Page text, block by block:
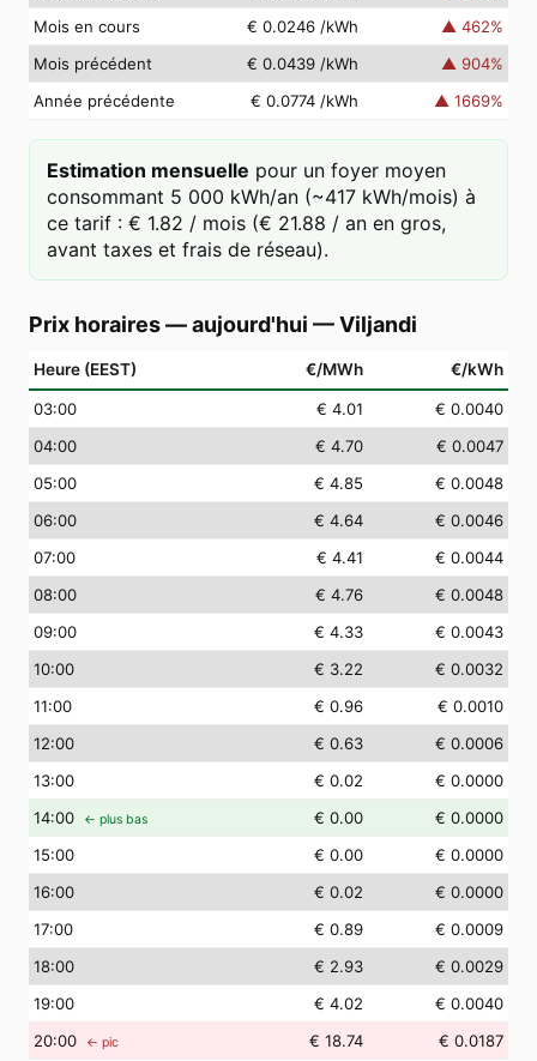
Mois en cours
€ 0.0246 /kWh ▲ 462%
Mois précédent
€ 0.0439 /kWh ▲ 904%
Année précédente
€ 0.0774 /kWh ▲ 1669%
Estimation mensuelle pour un foyer moyen
consommant 5 000 kWh/an (~417 kWh/mois) à
ce tarif : € 1.82 / mois (€ 21.88 / an en gros,
avant taxes et frais de réseau).
Prix horaires — aujourd'hui —Viljandi
Heure (EEST) €/MWh €/kWh
03:00 € 4.01
€ 0.0040
04:00 € 4.70
€ 0.0047
05:00 € 4.85
€ 0.0048
06:00 € 4.64
€ 0.0046
07:00 € 4.41
€ 0.0044
08:00 € 4.76
€ 0.0048
09:00 € 4.33
€ 0.0043
10:00 € 3.22
€ 0.0032
11:00 € 0.96
€ 0.0010
12:00 € 0.63
€ 0.0006
13:00 € 0.02
€ 0.0000
14:00 ← plus bas € 0.00
€ 0.0000
15:00 € 0.00
€ 0.0000
16:00 € 0.02
€ 0.0000
17:00 € 0.89
€ 0.0009
18:00 € 2.93
€ 0.0029
19:00 € 4.02
€ 0.0040
20:00 ← pic € 18.74
€ 0.0187